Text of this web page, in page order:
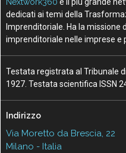
dedicati ai temi della
Imprenditoriale. Ha la missione
imprenditoriale nelle imprese e
Testata registrata al Tribunale
1927. Testata scientifica ISSN
Indirizzo
Via Moretto da Brescia, 22
Milano - Italia